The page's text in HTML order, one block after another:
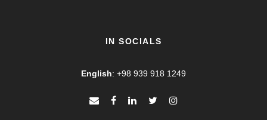
IN SOCIALS
English: +98 939 918 1249